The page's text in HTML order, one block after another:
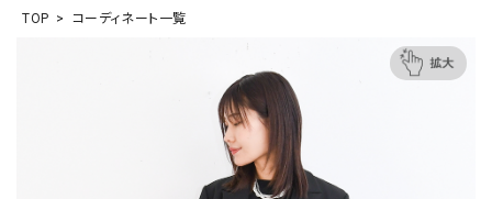
TOP コーディネート一覧